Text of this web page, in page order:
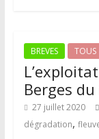
BREVES TOUS
Berges
27 juillet 2020
dégradation,